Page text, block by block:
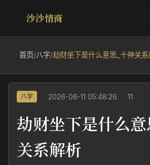
沙沙情商
首页/八字/劫财坐下是什么意思_十神关
八字 2026-06-11 05:48:26 11
劫财坐下是什么
关系解析